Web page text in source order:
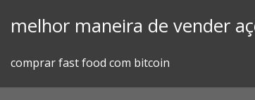
melhor maneira de vender
comprar fast food com bitcoin